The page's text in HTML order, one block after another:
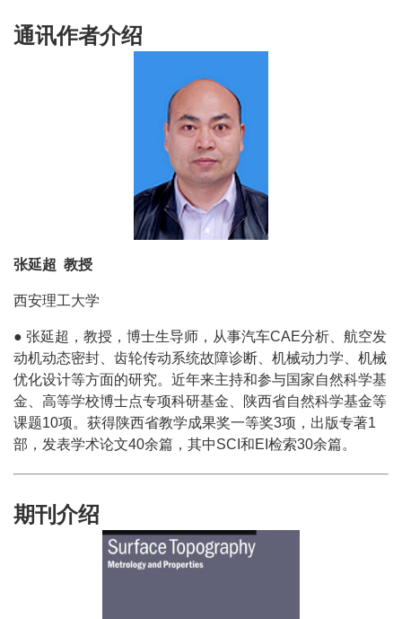
通讯作者介绍
张延超 教授
西安理工大学
● 张延超，教授，博士生导师，从事汽车CAE分析、航空发
动机动态密封、齿轮传动系统故障诊断、机械动力学、机械
优化设计等方面的研究。近年来主持和参与国家自然科学基
金、高等学校博士点专项科研基金、陕西省自然科学基金等
课题10项。获得陕西省教学成果奖一等奖3项，出版专著1
部，发表学术论文40余篇，其中SCI和EI检索30余篇。
期刊介绍